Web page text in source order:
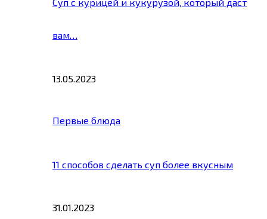
вам…
13.05.2023
Первые блюда
11 способов сделать суп более вкусным
31.01.2023